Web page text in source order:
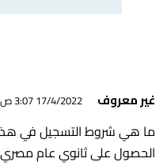
غير معروف 17/4/2022 3:07 ص
ما هي شروط التسجيل في
الحصول على ثانوي عام